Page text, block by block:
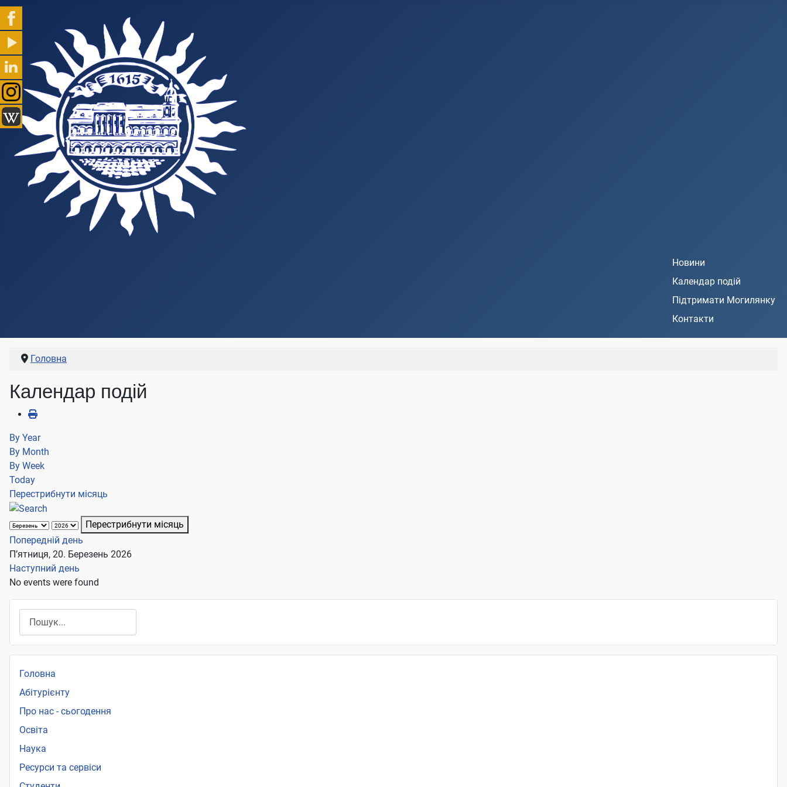
Новини
Календар подій
Підтримати Могилянку
Контакти
Головна
Календар подій
By Year
By Month
By Week
Today
Перестрибнути місяць
Перестрибнути місяць
Попередній день
П’ятниця, 20. Березень 2026
Наступний день
No events were found
Головна
Абітурієнту
Про нас - сьогодення
Освіта
Наука
Ресурси та сервіси